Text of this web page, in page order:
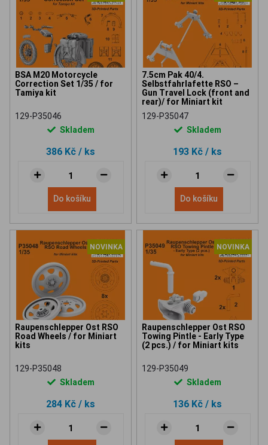
BSA M20 Motorcycle
Correction Set 1/35 / for
Tamiya kit
129-P35046
Skladem
386 Kč / ks
Do košíku
7.5cm Pak 40/4.
Selbstfahrlafette RSO –
Gun Travel Lock (front and
rear)/ for Miniart kit
129-P35047
Skladem
193 Kč / ks
Do košíku
NOVINKA
Raupenschlepper Ost RSO
Road Wheels / for Miniart
kits
129-P35048
Skladem
284 Kč / ks
NOVINKA
Raupenschlepper Ost RSO
Towing Pintle - Early Type
(2 pcs.) / for Miniart kits
129-P35049
Skladem
136 Kč / ks